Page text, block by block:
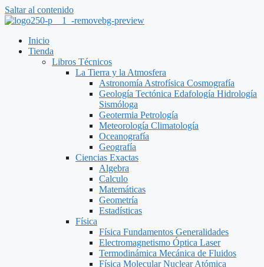
Saltar al contenido
Inicio
Tienda
Libros Técnicos
La Tierra y la Atmosfera
Astronomía Astrofísica Cosmografía
Geología Tectónica Edafología Hidrología
Sismóloga
Geotermia Petrología
Meteorología Climatología
Oceanografía
Geografía
Ciencias Exactas
Algebra
Calculo
Matemáticas
Geometría
Estadísticas
Física
Física Fundamentos Generalidades
Electromagnetismo Óptica Laser
Termodinámica Mecánica de Fluidos
Física Molecular Nuclear Atómica